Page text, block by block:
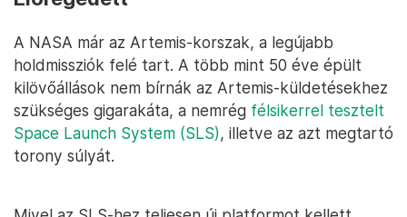
A NASA már az Artemis-korszak, a legújabb
holdmissziók felé tart. A több mint 50 éve épült
kilövőállások nem bírnák az Artemis-küldetésekhez
szükséges gigarakáta, a nemrég félsikerrel tesztelt
Space Launch System (SLS), illetve az azt megtartó
torony súlyát.